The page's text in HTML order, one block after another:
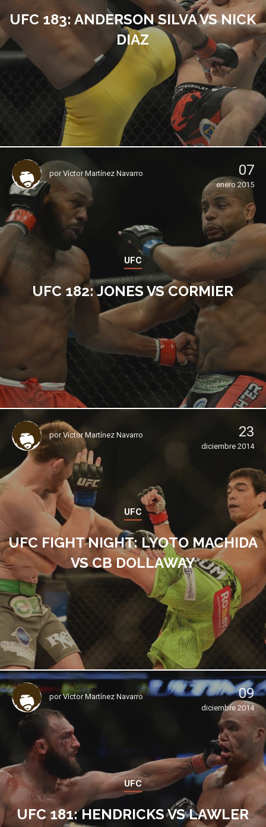
UFC 183: ANDERSON SILVA VS NICK
DIAZ
porVíctor Martínez Navarro 07
enero 2015
UFC
UFC 182: JONES VS CORMIER
porVíctor Martínez Navarro 23
diciembre 2014
UFC
UFC FIGHT NIGHT: LYOTO MACHIDA
VS CB DOLLAWAY
porVíctor Martínez Navarro 09
diciembre 2014
UFC
UFC 181: HENDRICKS VS LAWLER